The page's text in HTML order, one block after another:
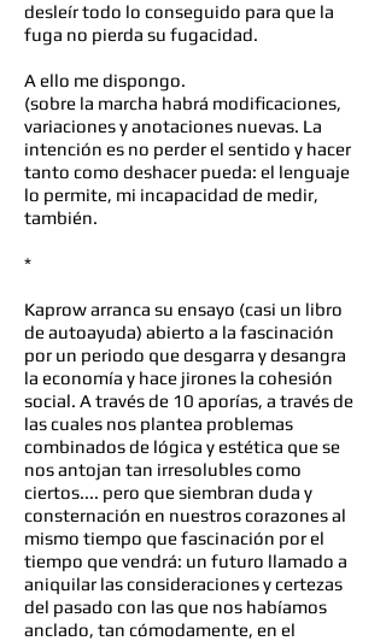
desleír todo lo conseguido para que la
fuga no pierda su fugacidad.
A ello me dispongo.
(sobre la marcha habrá modificaciones,
variaciones y anotaciones nuevas. La
intención es no perder el sentido y hacer
tanto como deshacer pueda: el lenguaje
lo permite, mi incapacidad de medir,
también.
*
Kaprow arranca su ensayo (casi un libro
de autoayuda) abierto a la fascinación
por un periodo que desgarra y desangra
la economía y hace jirones la cohesión
social. A través de 10 aporías, a través de
las cuales nos plantea problemas
combinados de lógica y estética que se
nos antojan tan irresolubles como
ciertos.... pero que siembran duda y
consternación en nuestros corazones al
mismo tiempo que fascinación por el
tiempo que vendrá: un futuro llamado a
aniquilar las consideraciones y certezas
del pasado con las que nos habíamos
anclado, tan cómodamente, en el